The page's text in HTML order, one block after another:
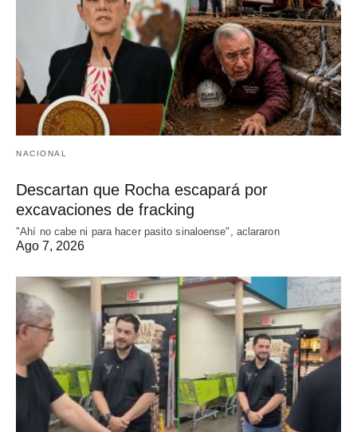
NACIONAL
Descartan que Rocha escapará por
excavaciones de fracking
"Ahí no cabe ni para hacer pasito sinaloense", aclararon
Ago 7, 2026